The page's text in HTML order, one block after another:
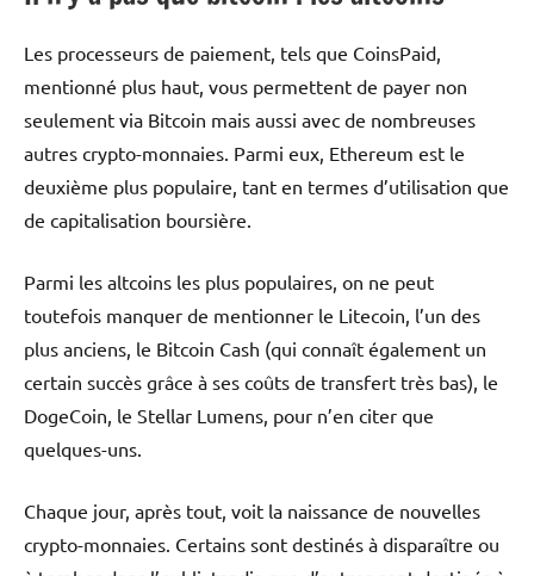
Les processeurs de paiement, tels que CoinsPaid,
mentionné plus haut, vous permettent de payer non
seulement via Bitcoin mais aussi avec de nombreuses
autres crypto-monnaies. Parmi eux, Ethereum est le
deuxième plus populaire, tant en termes d’utilisation que
de capitalisation boursière.
Parmi les altcoins les plus populaires, on ne peut
toutefois manquer de mentionner le Litecoin, l’un des
plus anciens, le Bitcoin Cash (qui connaît également un
certain succès grâce à ses coûts de transfert très bas), le
DogeCoin, le Stellar Lumens, pour n’en citer que
quelques-uns.
Chaque jour, après tout, voit la naissance de nouvelles
crypto-monnaies. Certains sont destinés à disparaître ou